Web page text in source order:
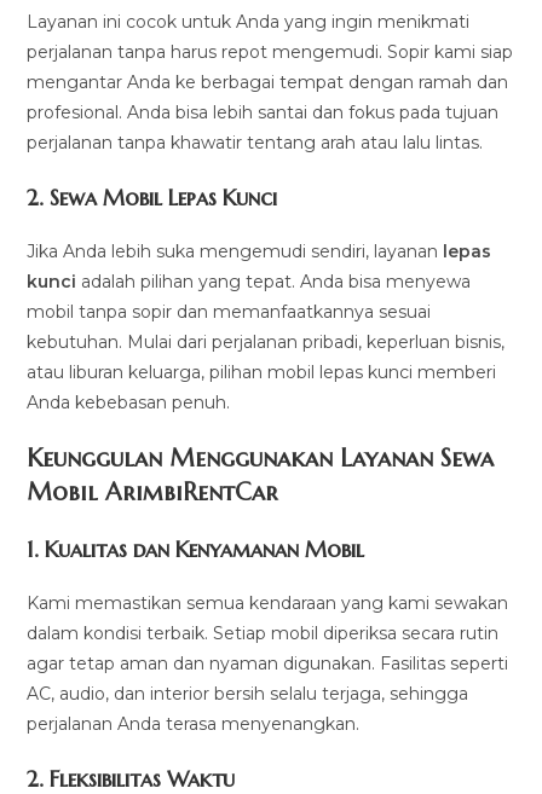
Layanan ini cocok untuk Anda yang ingin menikmati
perjalanan tanpa harus repot mengemudi. Sopir kami siap
mengantar Anda ke berbagai tempat dengan ramah dan
profesional. Anda bisa lebih santai dan fokus pada tujuan
perjalanan tanpa khawatir tentang arah atau lalu lintas.
2.Sewa Mobil Lepas Kunci
Jika Anda lebih suka mengemudi sendiri, layanan lepas
kunci adalah pilihan yang tepat. Anda bisa menyewa
mobil tanpa sopir dan memanfaatkannya sesuai
kebutuhan. Mulai dari perjalanan pribadi, keperluan bisnis,
atau liburan keluarga, pilihan mobil lepas kunci memberi
Anda kebebasan penuh.
Keunggulan Menggunakan Layanan Sewa
Mobil ArimbiRentCar
1.Kualitas dan Kenyamanan Mobil
Kami memastikan semua kendaraan yang kami sewakan
dalam kondisi terbaik. Setiap mobil diperiksa secara rutin
agar tetap aman dan nyaman digunakan. Fasilitas seperti
AC, audio, dan interior bersih selalu terjaga, sehingga
perjalanan Anda terasa menyenangkan.
2.Fleksibilitas Waktu